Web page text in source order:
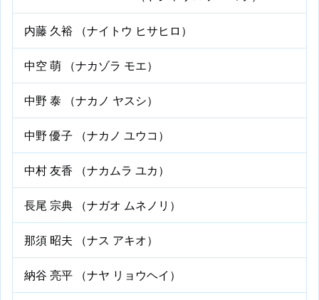
内藤 久裕 （ナイトウ ヒサヒロ）
中空 萌 （ナカゾラ モエ）
中野 泰 （ナカノ ヤスシ）
中野 優子 （ナカノ ユウコ）
中村 友香 （ナカムラ ユカ）
長尾 宗典 （ナガオ ムネノリ）
那須 昭夫 （ナス アキオ）
納谷 亮平 （ナヤ リョウヘイ）